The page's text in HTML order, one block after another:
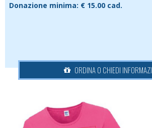
Donazione minima: € 15.00 cad.
ORDINA O CHIEDI